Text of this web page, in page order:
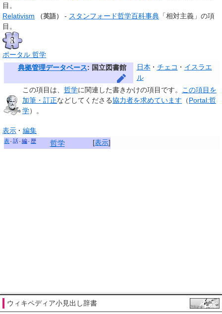
目。
Relativism
（英語） - スタンフォード哲学百科事典 「相対主義」の項
目。
ポータル 哲学
典拠管理データベース: 国立図書館 日本 チェコ
イスラエ
ル
この項目は、 哲学に関連した書きかけの項目 です。
この項目を
加筆・訂正などしてくださる協力者を求めています （Portal:哲
学）。
表示
編集
[表示]
表 話 編 歴 哲学
ウィキペディア小見出し辞書